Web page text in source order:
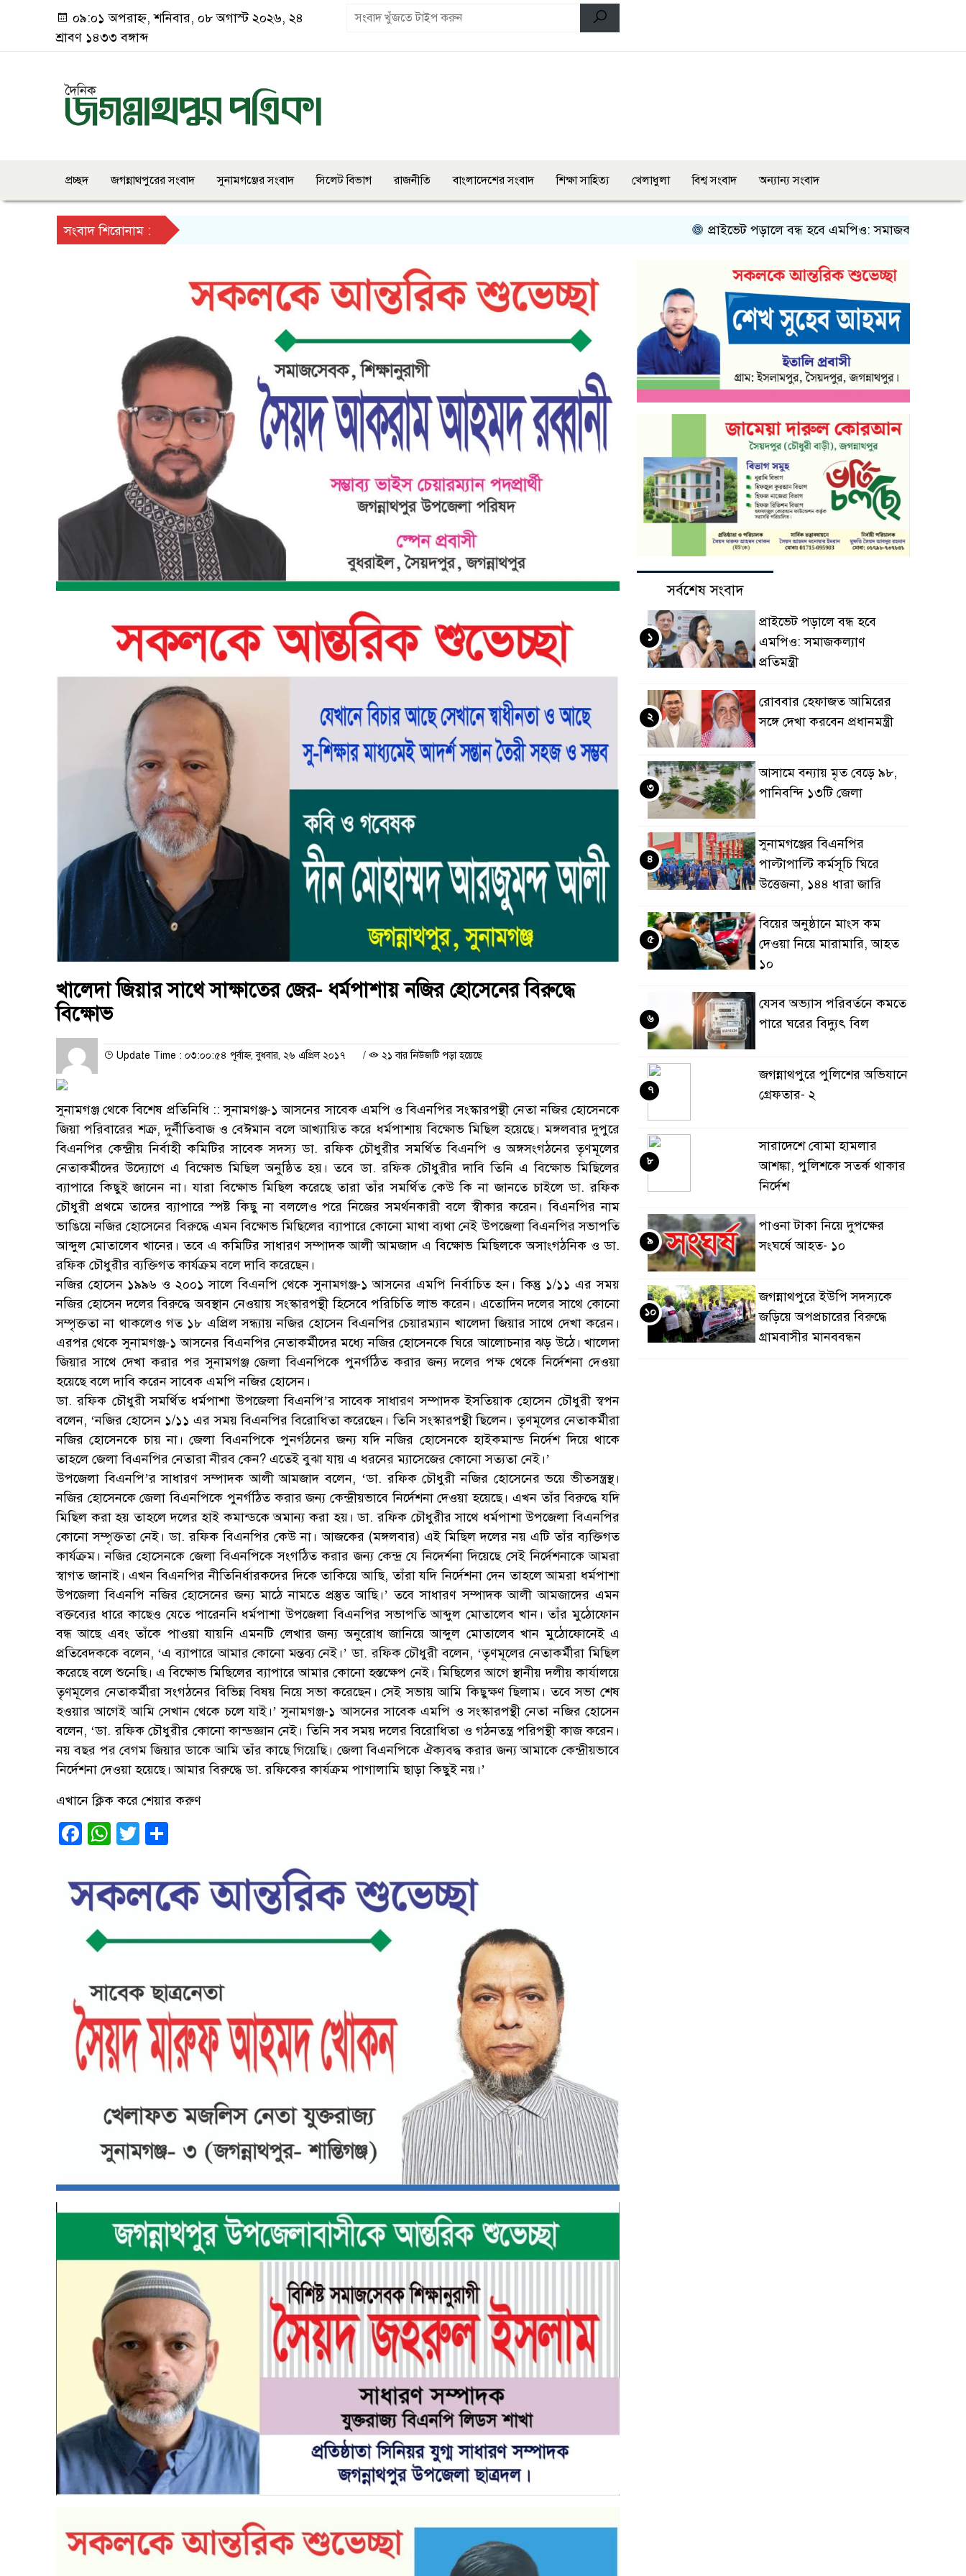
০৯:০১ অপরাহ্ন, শনিবার, ০৮ অগাস্ট ২০২৬, ২৪
শ্রাবণ ১৪৩৩ বঙ্গাব্দ
প্রচ্ছদ জগন্নাথপুরের সংবাদ সুনামগঞ্জের সংবাদ সিলেট বিভাগ রাজনীতি বাংলাদেশের সংবাদ শিক্ষা সাহিত্য খেলাধুলা বিশ্ব সংবাদ অন্যান্য সংবাদ
সংবাদ শিরোনাম : প্রাইভেট পড়ালে বন্ধ হবে এমপিও: সমাজকল্যাণ প্রতিমন্ত্রী
খালেদা জিয়ার সাথে সাক্ষাতের জের- ধর্মপাশায় নজির হোসেনের বিরুদ্ধে
বিক্ষোভ
Update Time : ০৩:০০:৫৪ পূর্বাহ্ন, বুধবার, ২৬ এপ্রিল ২০১৭ / ২১ বার নিউজটি পড়া হয়েছে
সুনামগঞ্জ থেকে বিশেষ প্রতিনিধি :: সুনামগঞ্জ-১ আসনের সাবেক এমপি ও বিএনপির সংস্কারপন্থী নেতা নজির হোসেনকে
জিয়া পরিবারের শত্রু, দুর্নীতিবাজ ও বেঈমান বলে আখ্যায়িত করে ধর্মপাশায় বিক্ষোভ মিছিল হয়েছে। মঙ্গলবার দুপুরে
বিএনপির কেন্দ্রীয় নির্বাহী কমিটির সাবেক সদস্য ডা. রফিক চৌধুরীর সমর্থিত বিএনপি ও অঙ্গসংগঠনের তৃণমূলের
নেতাকর্মীদের উদ্যোগে এ বিক্ষোভ মিছিল অনুষ্ঠিত হয়। তবে ডা. রফিক চৌধুরীর দাবি তিনি এ বিক্ষোভ মিছিলের
ব্যাপারে কিছুই জানেন না। যারা বিক্ষোভ মিছিল করেছে তারা তাঁর সমর্থিত কেউ কি না জানতে চাইলে ডা. রফিক
চৌধুরী প্রথমে তাদের ব্যাপারে স্পষ্ট কিছু না বললেও পরে নিজের সমর্থনকারী বলে স্বীকার করেন। বিএনপির নাম
ভাঙিয়ে নজির হোসেনের বিরুদ্ধে এমন বিক্ষোভ মিছিলের ব্যাপারে কোনো মাথা ব্যথা নেই উপজেলা বিএনপির সভাপতি
আব্দুল মোতালেব খানের। তবে এ কমিটির সাধারণ সম্পাদক আলী আমজাদ এ বিক্ষোভ মিছিলকে অসাংগঠনিক ও ডা.
রফিক চৌধুরীর ব্যক্তিগত কার্যক্রম বলে দাবি করেছেন।
নজির হোসেন ১৯৯৬ ও ২০০১ সালে বিএনপি থেকে সুনামগঞ্জ-১ আসনের এমপি নির্বাচিত হন। কিন্তু ১/১১ এর সময়
নজির হোসেন দলের বিরুদ্ধে অবস্থান নেওয়ায় সংস্কারপন্থী হিসেবে পরিচিতি লাভ করেন। এতোদিন দলের সাথে কোনো
সম্পৃক্ততা না থাকলেও গত ১৮ এপ্রিল সন্ধ্যায় নজির হোসেন বিএনপির চেয়ারম্যান খালেদা জিয়ার সাথে দেখা করেন।
এরপর থেকে সুনামগঞ্জ-১ আসনের বিএনপির নেতাকর্মীদের মধ্যে নজির হোসেনকে ঘিরে আলোচনার ঝড় উঠে। খালেদা
জিয়ার সাথে দেখা করার পর সুনামগঞ্জ জেলা বিএনপিকে পুনর্গঠিত করার জন্য দলের পক্ষ থেকে নির্দেশনা দেওয়া
হয়েছে বলে দাবি করেন সাবেক এমপি নজির হোসেন।
ডা. রফিক চৌধুরী সমর্থিত ধর্মপাশা উপজেলা বিএনপি’র সাবেক সাধারণ সম্পাদক ইসতিয়াক হোসেন চৌধুরী স্বপন
বলেন, ‘নজির হোসেন ১/১১ এর সময় বিএনপির বিরোধিতা করেছেন। তিনি সংস্কারপন্থী ছিলেন। তৃণমূলের নেতাকর্মীরা
নজির হোসেনকে চায় না। জেলা বিএনপিকে পুনর্গঠনের জন্য যদি নজির হোসেনকে হাইকমান্ড নির্দেশ দিয়ে থাকে
তাহলে জেলা বিএনপির নেতারা নীরব কেন? এতেই বুঝা যায় এ ধরনের ম্যাসেজের কোনো সত্যতা নেই।’
উপজেলা বিএনপি’র সাধারণ সম্পাদক আলী আমজাদ বলেন, ‘ডা. রফিক চৌধুরী নজির হোসেনের ভয়ে ভীতসন্ত্রস্থ।
নজির হোসেনকে জেলা বিএনপিকে পুনর্গঠিত করার জন্য কেন্দ্রীয়ভাবে নির্দেশনা দেওয়া হয়েছে। এখন তাঁর বিরুদ্ধে যদি
মিছিল করা হয় তাহলে দলের হাই কমান্ডকে অমান্য করা হয়। ডা. রফিক চৌধুরীর সাথে ধর্মপাশা উপজেলা বিএনপির
কোনো সম্পৃক্ততা নেই। ডা. রফিক বিএনপির কেউ না। আজকের (মঙ্গলবার) এই মিছিল দলের নয় এটি তাঁর ব্যক্তিগত
কার্যক্রম। নজির হোসেনকে জেলা বিএনপিকে সংগঠিত করার জন্য কেন্দ্র যে নিদের্শনা দিয়েছে সেই নির্দেশনাকে আমরা
স্বাগত জানাই। এখন বিএনপির নীতিনির্ধারকদের দিকে তাকিয়ে আছি, তাঁরা যদি নির্দেশনা দেন তাহলে আমরা ধর্মপাশা
উপজেলা বিএনপি নজির হোসেনের জন্য মাঠে নামতে প্রস্তুত আছি।’ তবে সাধারণ সম্পাদক আলী আমজাদের এমন
বক্তব্যের ধারে কাছেও যেতে পারেননি ধর্মপাশা উপজেলা বিএনপির সভাপতি আব্দুল মোতালেব খান। তাঁর মুঠোফোন
বন্ধ আছে এবং তাঁকে পাওয়া যায়নি এমনটি লেখার জন্য অনুরোধ জানিয়ে আব্দুল মোতালেব খান মুঠোফোনেই এ
প্রতিবেদককে বলেন, ‘এ ব্যাপারে আমার কোনো মন্তব্য নেই।’ ডা. রফিক চৌধুরী বলেন, ‘তৃণমূলের নেতাকর্মীরা মিছিল
করেছে বলে শুনেছি। এ বিক্ষোভ মিছিলের ব্যাপারে আমার কোনো হস্তক্ষেপ নেই। মিছিলের আগে স্থানীয় দলীয় কার্যালয়ে
তৃণমূলের নেতাকর্মীরা সংগঠনের বিভিন্ন বিষয় নিয়ে সভা করেছেন। সেই সভায় আমি কিছুক্ষণ ছিলাম। তবে সভা শেষ
হওয়ার আগেই আমি সেখান থেকে চলে যাই।’ সুনামগঞ্জ-১ আসনের সাবেক এমপি ও সংস্কারপন্থী নেতা নজির হোসেন
বলেন, ‘ডা. রফিক চৌধুরীর কোনো কান্ডজ্ঞান নেই। তিনি সব সময় দলের বিরোধিতা ও গঠনতন্ত্র পরিপন্থী কাজ করেন।
নয় বছর পর বেগম জিয়ার ডাকে আমি তাঁর কাছে গিয়েছি। জেলা বিএনপিকে ঐক্যবদ্ধ করার জন্য আমাকে কেন্দ্রীয়ভাবে
নির্দেশনা দেওয়া হয়েছে। আমার বিরুদ্ধে ডা. রফিকের কার্যক্রম পাগালামি ছাড়া কিছুই নয়।’
এখানে ক্লিক করে শেয়ার করুণ
Facebook
WhatsApp
Twitter
সর্বশেষ সংবাদ
প্রাইভেট পড়ালে বন্ধ হবে
এমপিও: সমাজকল্যাণ
প্রতিমন্ত্রী
১
রোববার হেফাজত আমিরের
সঙ্গে দেখা করবেন প্রধানমন্ত্রী
২
আসামে বন্যায় মৃত বেড়ে ৯৮,
পানিবন্দি ১৩টি জেলা
৩
সুনামগঞ্জের বিএনপির
পাল্টাপাল্টি কর্মসূচি ঘিরে
উত্তেজনা, ১৪৪ ধারা জারি
৪
বিয়ের অনুষ্ঠানে মাংস কম
দেওয়া নিয়ে মারামারি, আহত
১০
৫
যেসব অভ্যাস পরিবর্তনে কমতে
পারে ঘরের বিদ্যুৎ বিল
৬
জগন্নাথপুরে পুলিশের অভিযানে
গ্রেফতার- ২
৭
সারাদেশে বোমা হামলার
আশঙ্কা, পুলিশকে সতর্ক থাকার
নির্দেশ
৮
পাওনা টাকা নিয়ে দুপক্ষের
সংঘর্ষে আহত- ১০
৯
জগন্নাথপুরে ইউপি সদস্যকে
জড়িয়ে অপপ্রচারের বিরুদ্ধে
গ্রামবাসীর মানববন্ধন
১০